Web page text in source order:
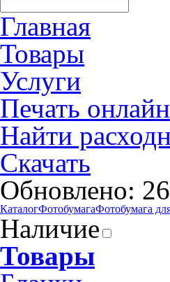
Главная
Товары
Услуги
Печать онлайн
Найти
Скачать
Обновлено:
КаталогФотобумагаФотобумага
Наличие
Товары